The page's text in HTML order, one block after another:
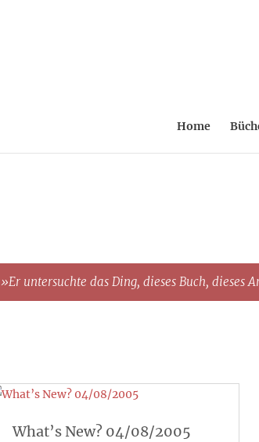
Home
»Er untersuchte das Ding, dieses Buch,
What’s New? 04/08/2005